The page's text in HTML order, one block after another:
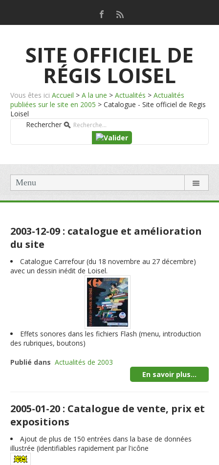
SITE OFFICIEL DE
RÉGIS LOISEL
Vous êtes ici Accueil > A la une > Actualités > Actualités
publiées sur le site en 2005 > Catalogue - Site officiel de Regis
Loisel
Rechercher
Menu
2003-12-09 : catalogue et amélioration
du site
Catalogue Carrefour (du 18 novembre au 27 décembre)
avec un dessin inédit de Loisel.
Effets sonores dans les fichiers Flash (menu, introduction
des rubriques, boutons)
Publié dans Actualités de 2003
En savoir plus...
2005-01-20 : Catalogue de vente, prix et
expositions
Ajout de plus de 150 entrées dans la base de données
illustrée (identifiables rapidement par l'icône